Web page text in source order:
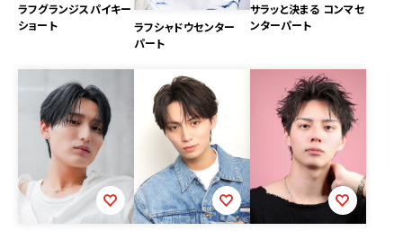
ラフグランジスパイキー
ショート
ラフシャドウセンター
パート
サラッと決まる コンマセ
ンターパート